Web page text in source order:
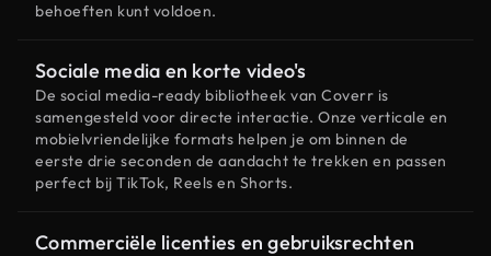
behoeften kunt voldoen.
Sociale media en korte video's
De social media-ready bibliotheek van Coverr is
samengesteld voor directe interactie. Onze verticale en
mobielvriendelijke formats helpen je om binnen de
eerste drie seconden de aandacht te trekken en passen
perfect bij TikTok, Reels en Shorts.
Commerciële licenties en gebruiksrechten